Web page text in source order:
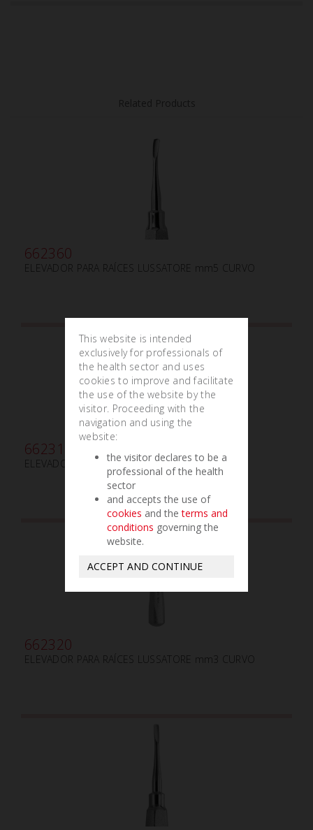
662360
ELEVADOR PARA RAÍCES LUSSATORE mm5 CURVO
662310
ELEVADOR PARA RAÍCES LUSSATORE mm3
662320
ELEVADOR PARA RAÍCES LUSSATORE mm3 CURVO
This website is intended
exclusively for professionals of
the health sector and uses
cookies to improve and facilitate
the use of the website by the
visitor. Proceeding with the
navigation and using the
website:
the visitor declares to be a
professional of the health
sector
and accepts the use of
cookies and theterms and
conditions governing the
website.
ACCEPT AND CONTINUE